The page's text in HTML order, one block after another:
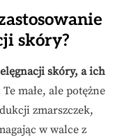
skóry?
skóry, a ich
Te małe, ale potężne
zmarszczek,
w walce z